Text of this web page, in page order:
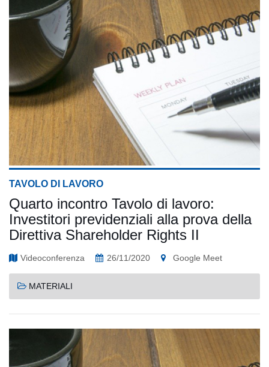
TAVOLO DI LAVORO
Quarto incontro Tavolo di lavoro:
Investitori previdenziali alla prova della
Direttiva Shareholder Rights II
Videoconferenza 26/11/2020 Google Meet
MATERIALI